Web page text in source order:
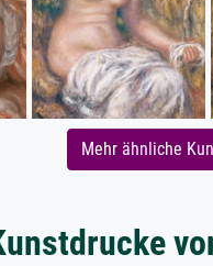
Mehr ähnliche